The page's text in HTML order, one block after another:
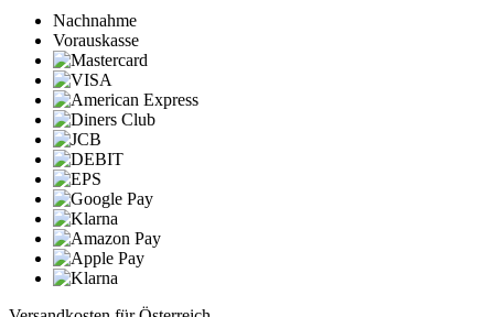
Nachnahme
Vorauskasse